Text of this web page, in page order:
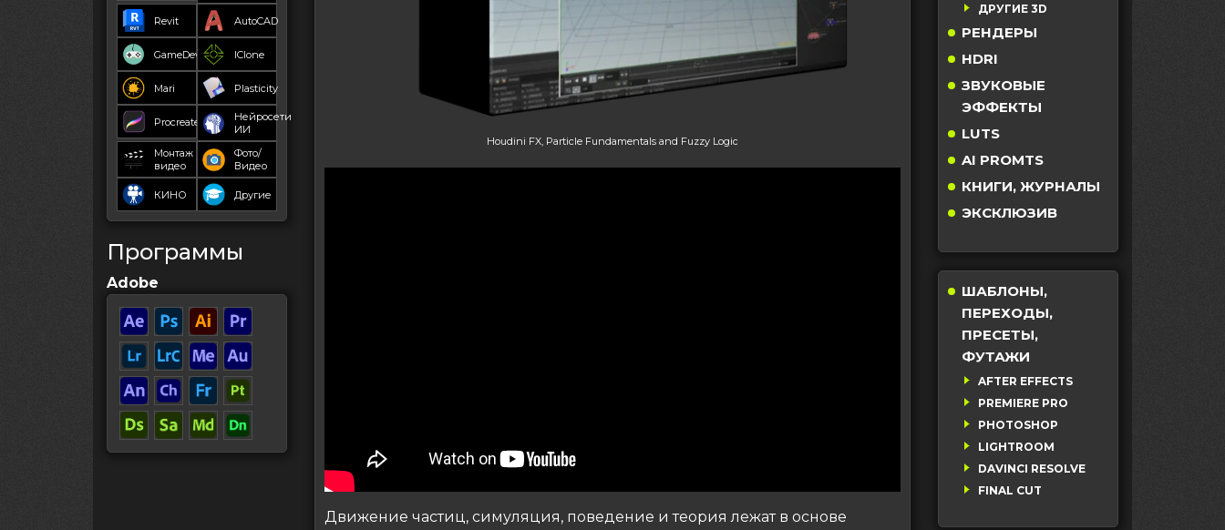
Revit AutoCAD
GameDev IClone
Mari Plasticity
Procreate
Нейросети
ИИ
Монтаж
видео
Фото/
Видео
КИНО Другие
Программы
Adobe
Houdini FX, Particle Fundamentals and Fuzzy Logic
Движение частиц, симуляция, поведение и теория лежат в основе
ДРУГИЕ 3D
РЕНДЕРЫ
HDRI
ЗВУКОВЫЕ
ЭФФЕКТЫ
LUTS
AI PROMTS
КНИГИ, ЖУРНАЛЫ
ЭКСКЛЮЗИВ
ШАБЛОНЫ,
ПЕРЕХОДЫ,
ПРЕСЕТЫ,
ФУТАЖИ
AFTER EFFECTS
PREMIERE PRO
PHOTOSHOP
LIGHTROOM
DAVINCI RESOLVE
FINAL CUT